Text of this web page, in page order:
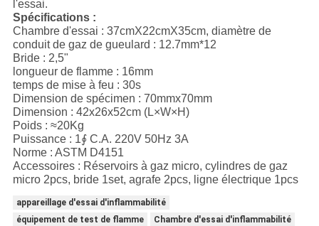
l'essai.
Spécifications :
Chambre d'essai : 37cmX22cmX35cm, diamètre de
conduit de gaz de gueulard : 12.7mm*12
Bride : 2,5"
longueur de flamme : 16mm
temps de mise à feu : 30s
Dimension de spécimen : 70mmx70mm
Dimension : 42x26x52cm (L×W×H)
Poids : ≈20Kg
Puissance : 1∮ C.A. 220V 50Hz 3A
Norme : ASTM D4151
Accessoires : Réservoirs à gaz micro, cylindres de gaz
micro 2pcs, bride 1set, agrafe 2pcs, ligne électrique 1pcs
appareillage d'essai d'inflammabilité
équipement de test de flamme
Chambre d'essai d'inflammabilité